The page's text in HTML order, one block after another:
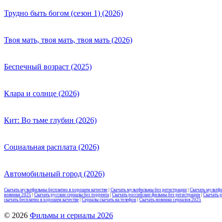
Трудно быть богом (сезон 1) (2026)
Твоя мать, твоя мать, твоя мать (2026)
Беспечный возраст (2025)
Клара и солнце (2026)
Кит: Во тьме глубин (2026)
Социальная расплата (2026)
Автомобильный город (2026)
Скачать мультфильмы бесплатно в хорошем качестве Скачать мультфильмы без регистрации Скачать
новинки 2025
Скачать русские сериалы без торрента Скачать российские фильмы без регистрации Скачать
скачать бесплатно в хорошем качестве Сериалы скачать на телефон Скачать новинки сериалов 2025
© 2026 Фильмы и сериалы 2026